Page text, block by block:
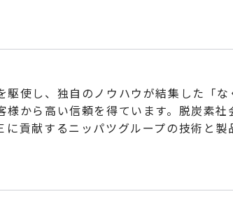
使し、独自のノウハウが結集した「な
から高い信頼を得ています。脱炭素社
貢献するニッパツグループの技術と製